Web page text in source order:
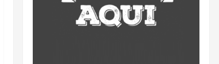
Entenda o que muda com a
nova Lei do Frete
qui 06/08/2026 • 15:00